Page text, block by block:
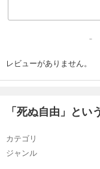
-
レビューがありません。
「死ぬ自由」と
カテゴリ
ジャンル